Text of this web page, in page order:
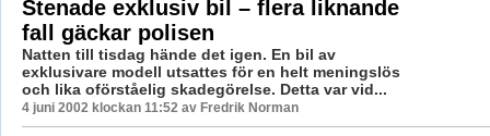
Stenade exklusiv bil – flera liknande
fall gäckar polisen
Natten till tisdag hände det igen. En bil av
exklusivare modell utsattes för en helt meningslös
och lika oförståelig skadegörelse. Detta var vid...
4 juni 2002 klockan 11:52 av Fredrik Norman